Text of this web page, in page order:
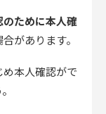
のために本人確
合があります。
本人確認がで